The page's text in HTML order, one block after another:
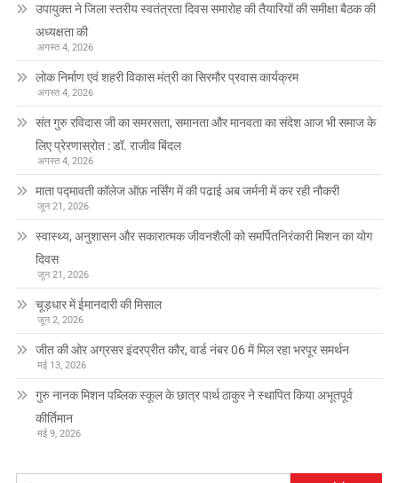
उपायुक्त ने जिला स्तरीय स्वतंत्रता दिवस समारोह की तैयारियों की समीक्षा बैठक की
अध्यक्षता की
अगस्त 4, 2026
लोक निर्माण एवं शहरी विकास मंत्री का सिरमौर प्रवास कार्यक्रम
अगस्त 4, 2026
संत गुरु रविदास जी का समरसता, समानता और मानवता का संदेश आज भी समाज के
लिए प्रेरणास्रोत : डॉ. राजीव बिंदल
अगस्त 4, 2026
माता पद्मावती कॉलेज ऑफ़ नर्सिंग में की पढाई अब जर्मनी में कर रही नौकरी
जून 21, 2026
स्वास्थ्य, अनुशासन और सकारात्मक जीवनशैली को समर्पितनिरंकारी मिशन का योग
दिवस
जून 21, 2026
चूड़धार में ईमानदारी की मिसाल
जून 2, 2026
जीत की ओर अग्रसर इंदरप्रीत कौर, वार्ड नंबर 06 में मिल रहा भरपूर समर्थन
मई 13, 2026
गुरु नानक मिशन पब्लिक स्कूल के छात्र पार्थ ठाकुर ने स्थापित किया अभूतपूर्व
कीर्तिमान
मई 9, 2026